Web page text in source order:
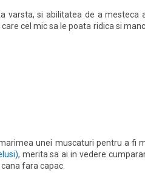
varsta, si abilitatea de a
cel mic sa le poata ridica si
unei muscaturi pentru a fi
, merita sa ai in vedere
fara capac.